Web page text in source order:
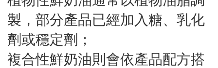
製，部分產品已經加入糖、乳化
劑或穩定劑；
複合性鮮奶油則會依產品配方搭